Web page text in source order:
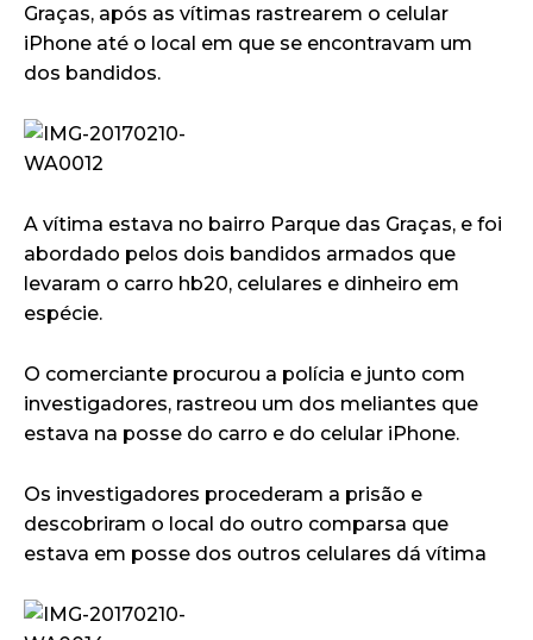
Graças, após as vítimas rastrearem o celular
iPhone até o local em que se encontravam um
dos bandidos.
A vítima estava no bairro Parque das Graças, e foi
abordado pelos dois bandidos armados que
levaram o carro hb20, celulares e dinheiro em
espécie.
O comerciante procurou a polícia e junto com
investigadores, rastreou um dos meliantes que
estava na posse do carro e do celular iPhone.
Os investigadores procederam a prisão e
descobriram o local do outro comparsa que
estava em posse dos outros celulares dá vítima